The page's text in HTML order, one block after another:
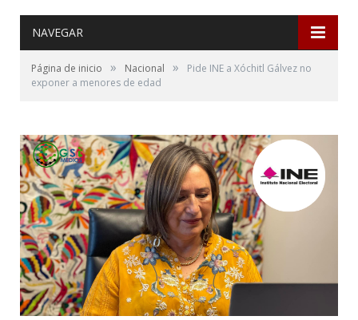
NAVEGAR
Página de inicio » Nacional »
Pide INE a Xóchitl Gálvez no
exponer a menores de edad